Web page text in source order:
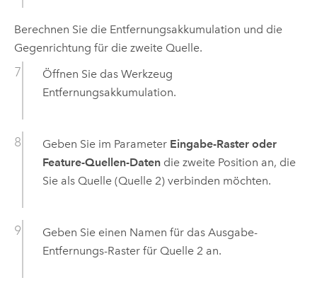
Berechnen Sie die Entfernungsakkumulation und die
Gegenrichtung für die zweite Quelle.
Öffnen Sie das Werkzeug
Entfernungsakkumulation.
Geben Sie im Parameter Eingabe-Raster oder
Feature-Quellen-Datendie zweite Position an, die
Sie als Quelle (Quelle 2) verbinden möchten.
Geben Sie einen Namen für das Ausgabe-
Entfernungs-Raster für Quelle 2 an.